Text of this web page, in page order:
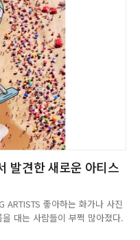
발견한 새로운 아티스
ARTISTS 좋아하는 화가나 사진
대는 사람들이 부쩍 많아졌다.